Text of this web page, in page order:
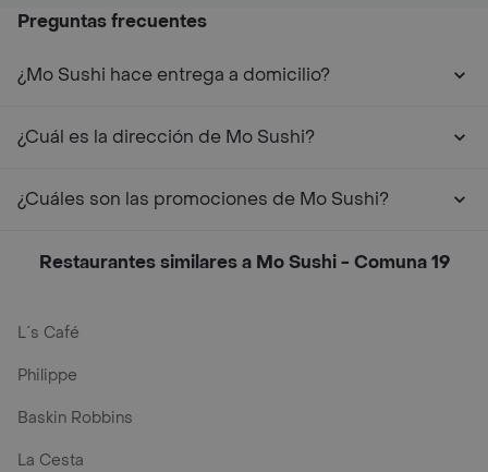
Preguntas frecuentes
¿Mo Sushi hace entrega a domicilio?
¿Cuál es la dirección de Mo Sushi?
¿Cuáles son las promociones de Mo Sushi?
Restaurantes similares a Mo Sushi - Comuna 19
L´s Café
Philippe
Baskin Robbins
La Cesta